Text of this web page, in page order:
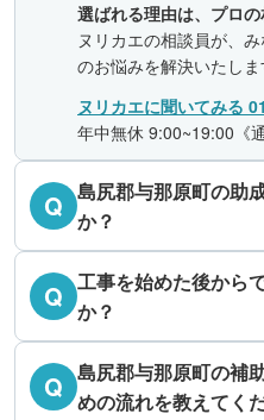
選ばれる理由は、プロ
ヌリカエの相談員が、
のお悩みを解決いたしま
ヌリカエに聞いてみる
年中無休 9:00~19:00《
Q 島尻郡与那原町の助
か？
Q 工事を始めた後から
か？
Q 島尻郡与那原町の補
めの流れを教えてく